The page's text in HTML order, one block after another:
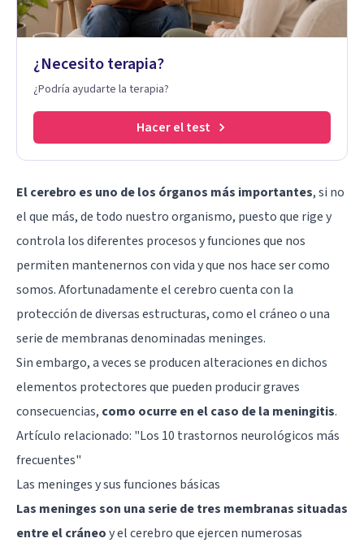
¿Necesito terapia?
¿Podría ayudarte la terapia?
Hacer el test
El cerebro es uno de los órganos más importantes, si no
el que más, de todo nuestro organismo, puesto que rige y
controla los diferentes procesos y funciones que nos
permiten mantenernos con vida y que nos hace ser como
somos. Afortunadamente el cerebro cuenta con la
protección de diversas estructuras, como el cráneo o una
serie de membranas denominadas meninges.
Sin embargo, a veces se producen alteraciones en dichos
elementos protectores que pueden producir graves
consecuencias, como ocurre en el caso de la meningitis.
Artículo relacionado: "Los 10 trastornos neurológicos más
frecuentes"
Las meninges y sus funciones básicas
Las meninges son una serie de tres membranas situadas
entre el cráneoy el cerebro que ejercen numerosas